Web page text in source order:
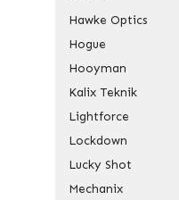
Hawke Optics
Hogue
Hooyman
Kalix Teknik
Lightforce
Lockdown
Lucky Shot
Mechanix